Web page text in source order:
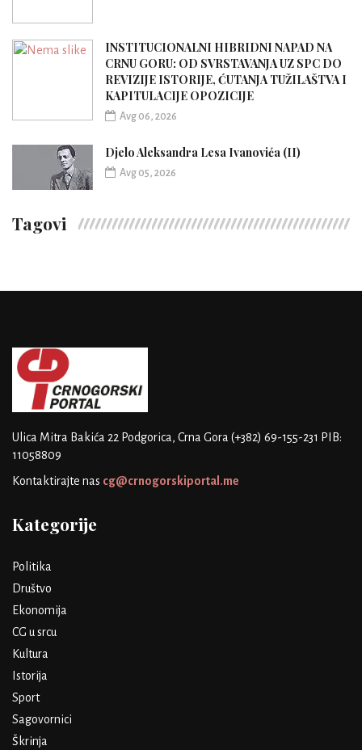
INSTITUCIONALNI HIBRIDNI NAPAD NA
CRNU GORU: OD SVRSTAVANJA UZ SPC DO
REVIZIJE ISTORIJE, ĆUTANJA TUŽILAŠTVA I
KAPITULACIJE OPOZICIJE
Avg 06, 2026
Djelo Aleksandra Lesa Ivanovića (II)
Avg 05, 2026
Tagovi
Ulica Mitra Bakića 22 Podgorica, Crna Gora (+382) 69-155-231 PIB:
11058809
Kontaktirajte nas cg@crnogorskiportal.me
Kategorije
Politika
Društvo
Ekonomija
CG u srcu
Kultura
Istorija
Sport
Sagovornici
Škrinja